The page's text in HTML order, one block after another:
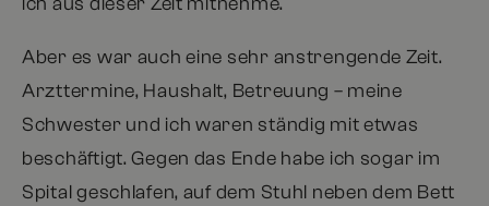
Aber es war auch eine sehr anstrengende Zeit.
Arzttermine, Haushalt, Betreuung – meine
Schwester und ich waren ständig mit etwas
beschäftigt. Gegen das Ende habe ich sogar im
Spital geschlafen, auf dem Stuhl neben dem Bett